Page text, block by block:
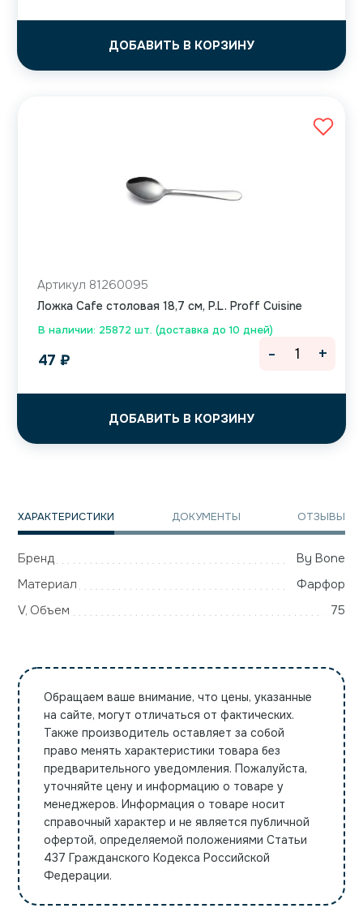
ДОБАВИТЬ В КОРЗИНУ
В наличии: 25872 шт. (доставка до 10 дней)
Артикул 81260095
Ложка Cafe столовая 18,7 см, P.L. Proff Cuisine
47 ₽
ДОБАВИТЬ В КОРЗИНУ
- +
ХАРАКТЕРИСТИКИ ДОКУМЕНТЫ ОТЗЫВЫ
Бренд
By Bone
Материал
Фарфор
V, Объем
75
Обращаем ваше внимание, что цены, указанные
на сайте, могут отличаться от фактических.
Также производитель оставляет за собой
право менять характеристики товара без
предварительного уведомления. Пожалуйста,
уточняйте цену и информацию о товаре у
менеджеров. Информация о товаре носит
справочный характер и не является публичной
офертой, определяемой положениями Статьи
437 Гражданского Кодекса Российской
Федерации.